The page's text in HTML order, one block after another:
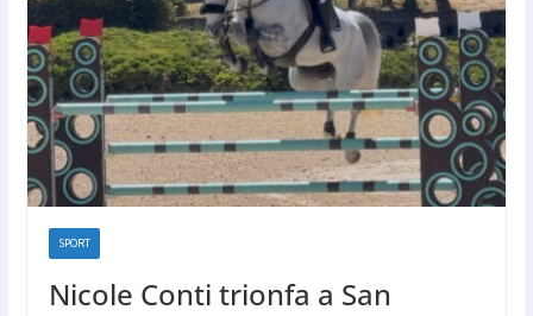
SPORT
Nicole Conti trionfa a San